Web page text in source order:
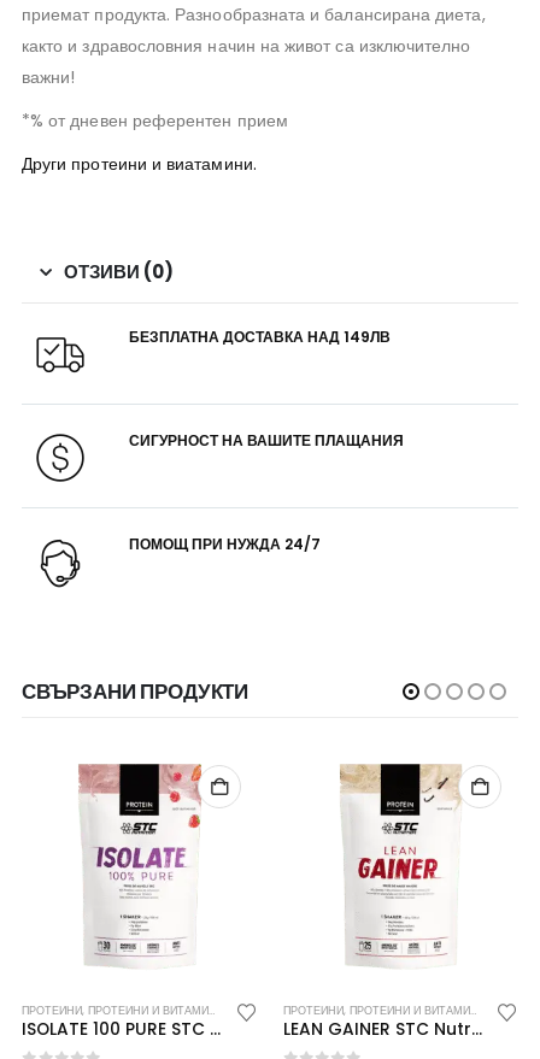
приемат продукта. Разнообразната и балансирана диета,
както и здравословния начин на живот са изключително
важни!
*% от дневен референтен прием
Други протеини и виатамини.
ОТЗИВИ (0)
БЕЗПЛАТНА ДОСТАВКА НАД 149ЛВ
СИГУРНОСТ НА ВАШИТЕ ПЛАЩАНИЯ
ПОМОЩ ПРИ НУЖДА 24/7
СВЪРЗАНИ ПРОДУКТИ
И ВИТАМИНИ ,СПОРТНИ ПОСТИЖЕНИЯ ХРАНИТЕЛНИ ДОБАВКИ
ПРОТЕИНИ,ПРОТЕИНИ И ВИТАМИНИ СПОРТНИ ПОСТИЖЕНИЯ,ХРАНИТЕЛНИ ДОБАВКИ
ISOLATE 100 PURE STC Nutrition
ПРОТЕИНИ, ПРОТЕИНИ И ВИТАМИНИ
LEAN GAINER STC Nutrition